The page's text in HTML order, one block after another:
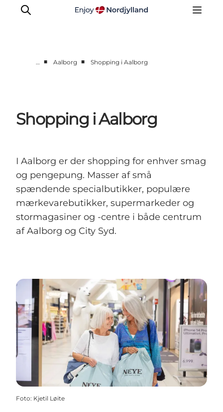
Kattegat
Aalborg
… ■ Aalborg ■ Shopping i Aalborg
Shopping i Aalborg
I Aalborg er der shopping for enhver smag
og pengepung. Masser af små
spændende specialbutikker, populære
mærkevarebutikker, supermarkeder og
stormagasiner og -centre i både centrum
af Aalborg og City Syd.
Foto: Kjetil Løite